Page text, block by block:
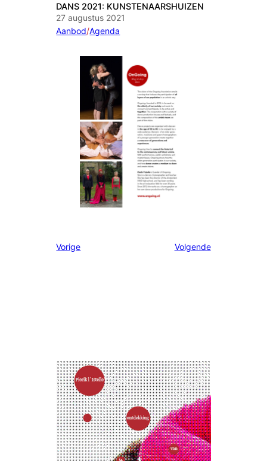
DANS 2021: KUNSTENAARSHUIZEN
27 augustus 2021
Aanbod/Agenda
Vorige Volgende